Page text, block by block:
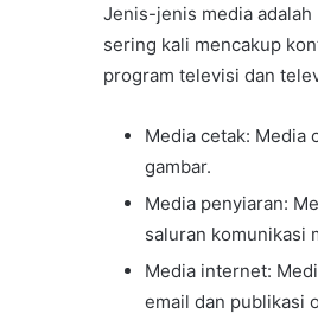
Jenis-jenis media
sering kali mencakup
program televisi dan
Media cetak: Media
gambar.
Media penyiaran:
saluran komunikasi
Media internet:
email dan publikasi